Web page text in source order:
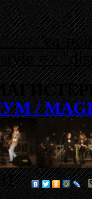
=> "ca-
=>
/